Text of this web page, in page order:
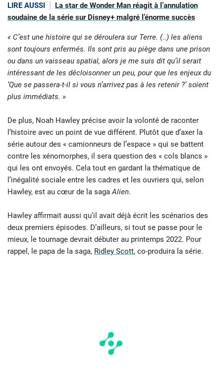
LIRE AUSSI
La star de Wonder Man réagit à l’annulation
soudaine de la série sur Disney+ malgré l’énorme succès
« C’est une histoire qui se déroulera sur Terre. (..) les aliens
sont toujours enfermés. Ils sont pris au piège dans une prison
ou dans un vaisseau spatial, alors je me suis dit qu’il serait
intéressant de les décloisonner un peu, pour que les enjeux du
‘Que se passera-t-il si vous n’arrivez pas à les retenir ?’ soient
plus immédiats. »
De plus, Noah Hawley précise avoir la volonté de raconter
l’histoire avec un point de vue différent. Plutôt que d’axer la
série autour des « camionneurs de l’espace » qui se battent
contre les xénomorphes, il sera question des « cols blancs »
qui les ont envoyés. Cela tout en gardant la thématique de
l’inégalité sociale entre les cadres et les ouvriers qui, selon
Hawley, est au cœur de la sagaAlien.
Hawley affirmait aussi qu’il avait déjà écrit les scénarios des
deux premiers épisodes. D’ailleurs, si tout se passe pour le
mieux, le tournage devrait débuter au printemps 2022. Pour
rappel, le papa de la saga, Ridley Scott, co-produira la série.